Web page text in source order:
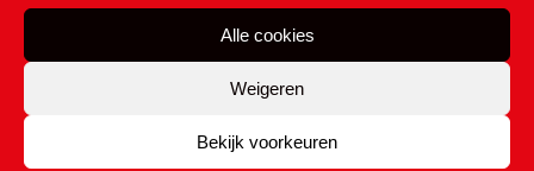
Alle cookies
Weigeren
Bekijk voorkeuren
Over Ons |Tip de redactie
Contact
Copyright Kattuk.nl 2003-2026